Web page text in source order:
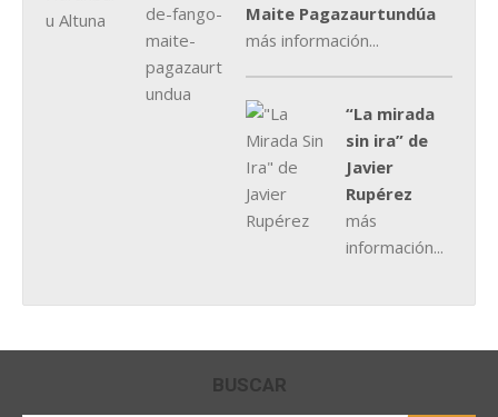
Maite Pagazaurtundúa
más información...
“La mirada
sin ira” de
Javier
Rupérez
más
información...
BUSCAR